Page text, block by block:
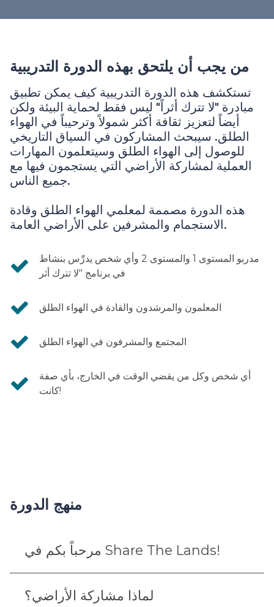
من يجب أن يلتحق بهذه الدورة التدريبية
تستكشف هذه الدورة التدريبية كيف يمكن تطبيق
مبادرة "لا تترك أثراً" ليس فقط لحماية البيئة ولكن
أيضاً لتعزيز ثقافة أكثر شمولاً وترحيباً في الهواء
الطلق. سيبحث المشاركون في السياق التاريخي
للوصول إلى الهواء الطلق وسيتعلمون المهارات
العملية لمشاركة الأراضي التي يستجمون فيها مع
جميع الناس.
هذه الدورة مصممة لمعلمي الهواء الطلق وقادة
الاستجمام والمشرفين على الأراضي العامة.
مدربو المستوى 1 والمستوى 2 وأي شخص يدرِّس بنشاط
في برنامج "لا تترك أثر
المعلمون والمرشدون والقادة في الهواء الطلق
المجتمع والمشرفون في الهواء الطلق
أي شخص وكل من يقضي الوقت في الخارج، بأي صفة
كانت!
منهج الدورة
مرحباً بكم في Share The Lands!
لماذا مشاركة الأراضي؟